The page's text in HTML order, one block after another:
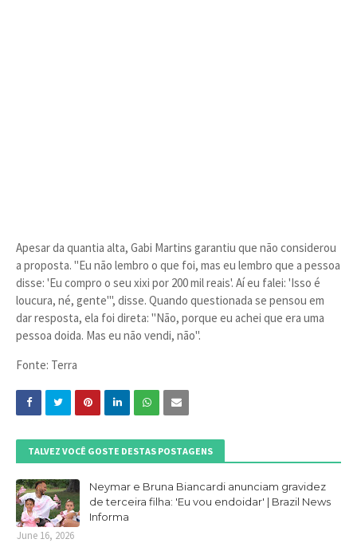
Apesar da quantia alta, Gabi Martins garantiu que não considerou
a proposta. "Eu não lembro o que foi, mas eu lembro que a pessoa
disse: 'Eu compro o seu xixi por 200 mil reais'. Aí eu falei: 'Isso é
loucura, né, gente'", disse. Quando questionada se pensou em
dar resposta, ela foi direta: "Não, porque eu achei que era uma
pessoa doida. Mas eu não vendi, não".
Fonte: Terra
TALVEZ VOCÊ GOSTE DESTAS POSTAGENS
Neymar e Bruna Biancardi anunciam gravidez
de terceira filha: 'Eu vou endoidar' | Brazil News
Informa
June 16, 2026